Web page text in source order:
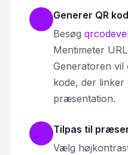
Generer QR
Besøg
Mentimeter
Generatoren
kode, der linker
præsentation.
Tilpas til
Vælg